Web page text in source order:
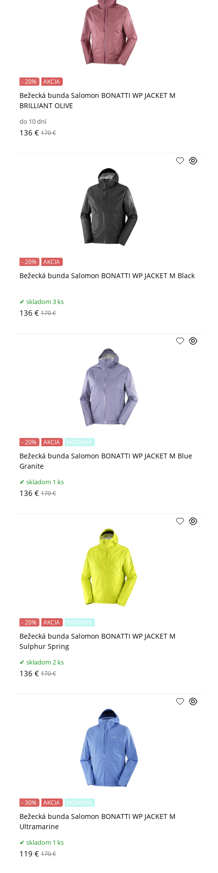
Bežecká bunda Salomon BONATTI WP JACKET M
BRILLIANT OLIVE
- 20% AKCIA
do 10 dní
136 € 170 €
Bežecká bunda Salomon BONATTI WP JACKET M Black
- 20% AKCIA
skladom 3 ks
136 € 170 €
Bežecká bunda Salomon BONATTI WP JACKET M Blue
Granite
- 20% AKCIA NOVINKA
skladom 1 ks
136 € 170 €
Bežecká bunda Salomon BONATTI WP JACKET M
Sulphur Spring
- 20% AKCIA NOVINKA
skladom 2 ks
136 € 170 €
Bežecká bunda Salomon BONATTI WP JACKET M
Ultramarine
- 30% AKCIA NOVINKA
skladom 1 ks
119 € 170 €